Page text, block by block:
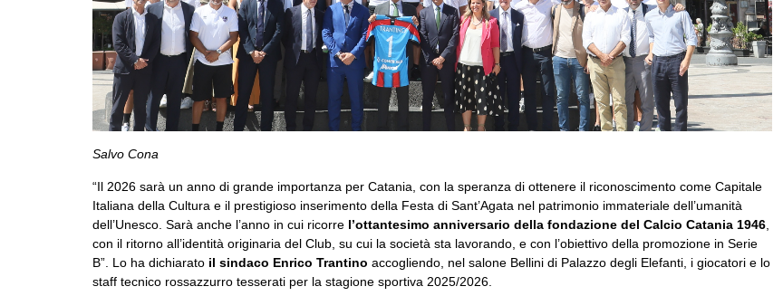
Salvo Cona
“Il 2026 sarà un anno di grande importanza per Catania, con la speranza di ottenere il riconoscimento come Capitale
Italiana della Cultura e il prestigioso inserimento della Festa di Sant’Agata nel patrimonio immateriale dell’umanità
dell’Unesco. Sarà anche l’anno in cui ricorre l’ottantesimo anniversario della fondazione del Calcio Catania 1946
con il ritorno all’identità originaria del Club, su cui la società sta lavorando, e con l’obiettivo della promozione in Serie
B”. Lo ha dichiarato il sindaco Enrico Trantino accogliendo, nel salone Bellini di Palazzo degli Elefanti, i giocatori e lo
staff tecnico rossazzurro tesserati per la stagione sportiva 2025/2026.